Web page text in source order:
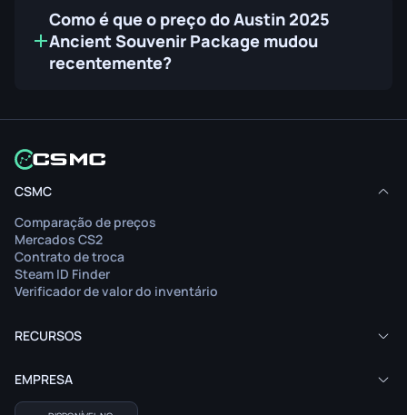
Como é que o preço do Austin 2025
Ancient Souvenir Package mudou
recentemente?
CSMC
Comparação de preços
Mercados CS2
Contrato de troca
Steam ID Finder
Verificador de valor do inventário
RECURSOS
EMPRESA